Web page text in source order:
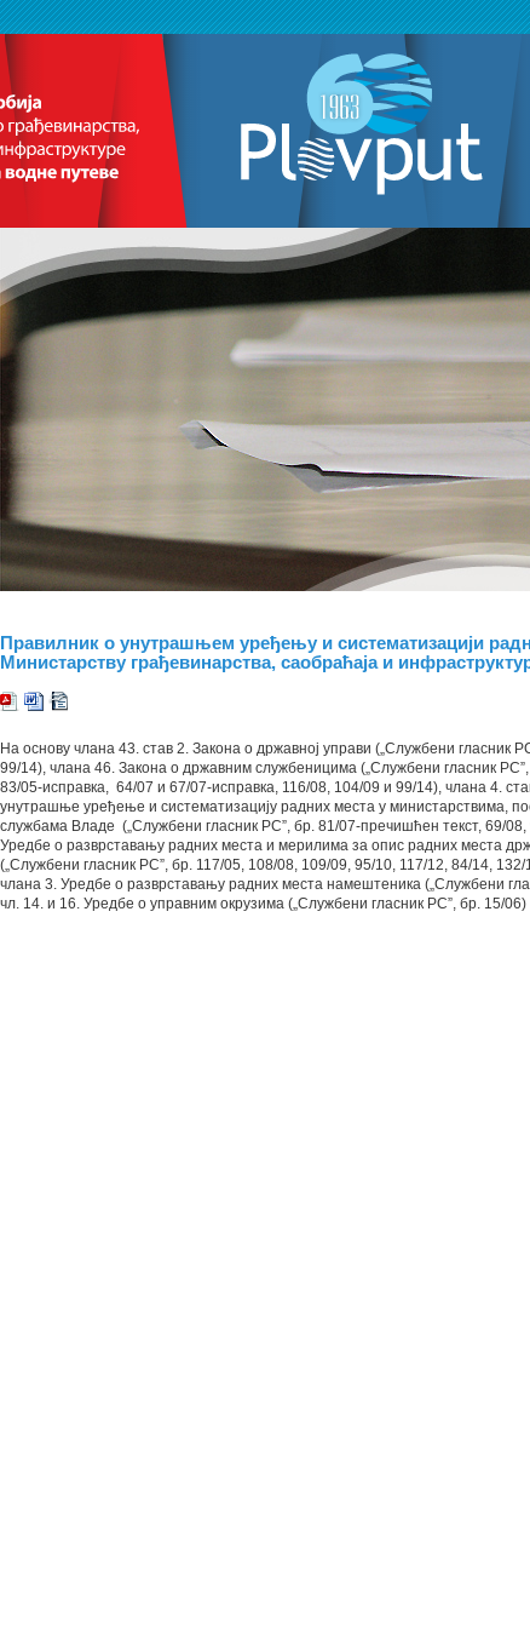
Правилник о унутрашњем уређењу и систематизацији
Министарству грађевинарства, саобраћаја и
На основу члана 43. став 2. Закона о државној управи („Службени гласник
99/14), члана 46. Закона о државним службеницима („Службени гласник
83/05-исправка, 64/07 и 67/07-исправка, 116/08, 104/09 и 99/14), члана 4.
унутрашње уређење и систематизацију радних места у министарствима,
службама Владе („Службени гласник РС”, бр. 81/07-пречишћен текст, 69/
Уредбе о разврставању радних места и мерилима за опис радних места
(„Службени гласник РС”, бр. 117/05, 108/08, 109/09, 95/10, 117/12, 84/14,
члана 3. Уредбе о разврставању радних места намештеника („Службени
чл. 14. и 16. Уредбе о управним окрузима („Службени гласник РС”, бр. 15/06)